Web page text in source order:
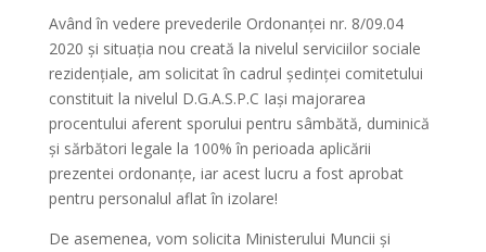
Având în vedere prevederile Ordonanței nr. 8/09.04
2020 și situația nou creată la nivelul serviciilor sociale
rezidențiale, am solicitat în cadrul ședinței comitetului
constituit la nivelul D.G.A.S.P.C Iași majorarea
procentului aferent sporului pentru sâmbătă, duminică
și sărbători legale la 100% în perioada aplicării
prezentei ordonanțe, iar acest lucru a fost aprobat
pentru personalul aflat în izolare!
De asemenea, vom solicita Ministerului Muncii și